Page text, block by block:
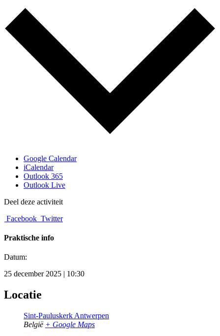
Google Calendar
iCalendar
Outlook 365
Outlook Live
Deel deze activiteit
Facebook Twitter
Praktische info
Datum:
25 december 2025 | 10:30
Locatie
Sint-Pauluskerk Antwerpen
België + Google Maps